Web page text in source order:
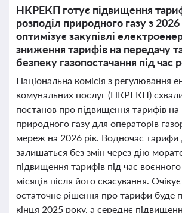
НКРЕКП готує підвищення
розподіл природного газу з
оптимізує закупівлі
зниження тарифів на передачу
безпеку газопостачання під час
Національна комісія з регулювання
комунальних послуг (НКРЕКП)
постанов про підвищення тарифів на
природного газу для операторів
мереж на 2026 рік. Водночас тарифи
залишаться без змін через дію
підвищення тарифів під час
місяців після його скасування.
остаточне рішення про тарифи буде
кінця 2025 року, а середнє